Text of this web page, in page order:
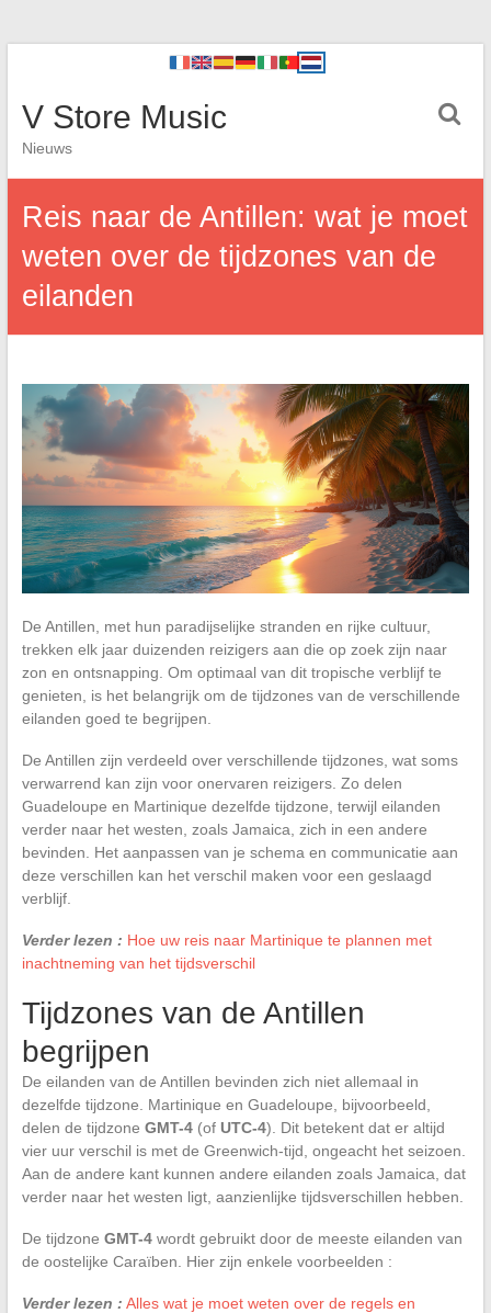
V Store Music
Nieuws
Reis naar de Antillen: wat je moet
weten over de tijdzones van de
eilanden
De Antillen, met hun paradijselijke stranden en rijke cultuur,
trekken elk jaar duizenden reizigers aan die op zoek zijn naar
zon en ontsnapping. Om optimaal van dit tropische verblijf te
genieten, is het belangrijk om de tijdzones van de verschillende
eilanden goed te begrijpen.
De Antillen zijn verdeeld over verschillende tijdzones, wat soms
verwarrend kan zijn voor onervaren reizigers. Zo delen
Guadeloupe en Martinique dezelfde tijdzone, terwijl eilanden
verder naar het westen, zoals Jamaica, zich in een andere
bevinden. Het aanpassen van je schema en communicatie aan
deze verschillen kan het verschil maken voor een geslaagd
verblijf.
Verder lezen : Hoe uw reis naar Martinique te plannen met
inachtneming van het tijdsverschil
Tijdzones van de Antillen
begrijpen
De eilanden van de Antillen bevinden zich niet allemaal in
dezelfde tijdzone. Martinique en Guadeloupe, bijvoorbeeld,
delen de tijdzone GMT-4(of UTC-4). Dit betekent dat er altijd
vier uur verschil is met de Greenwich-tijd, ongeacht het seizoen.
Aan de andere kant kunnen andere eilanden zoals Jamaica, dat
verder naar het westen ligt, aanzienlijke tijdsverschillen hebben.
De tijdzone GMT-4wordt gebruikt door de meeste eilanden van
de oostelijke Caraïben. Hier zijn enkele voorbeelden :
Verder lezen : Alles wat je moet weten over de regels en